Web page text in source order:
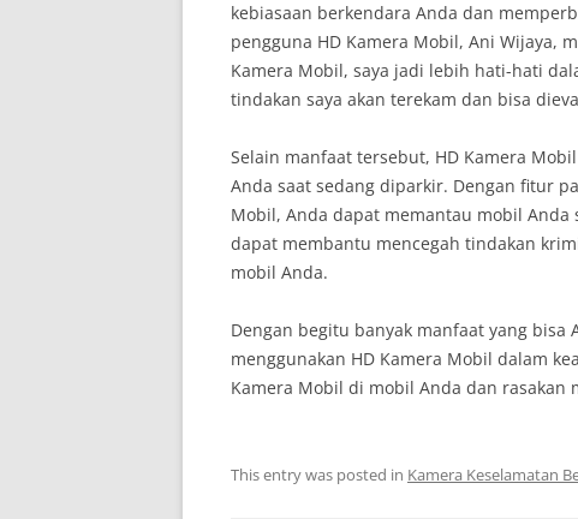
kebiasaan berkendara Anda dan
pengguna HD Kamera Mobil, Ani Wijaya,
Kamera Mobil, saya jadi lebih hati-hati
tindakan saya akan terekam dan bisa
Selain manfaat tersebut, HD Kamera
Anda saat sedang diparkir. Dengan fitur
Mobil, Anda dapat memantau mobil
dapat membantu mencegah tindakan
mobil Anda.
Dengan begitu banyak manfaat yang
menggunakan HD Kamera Mobil dalam
Kamera Mobil di mobil Anda dan rasakan
This entry was posted in Kamera Keselamatan